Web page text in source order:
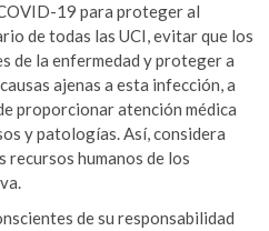
19 para proteger al
de todas las UCI, evitar que los
de la enfermedad y proteger a
ajenas a esta infección, a
proporcionar atención médica
y patologías. Así, considera
recursos humanos de los
de su responsabilidad